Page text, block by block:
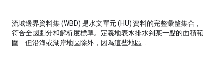
流域邊界資料集 (WBD) 是水文單元 (HU) 資料的完整彙整集合，
符合全國劃分和解析度標準。定義地表水排水到某一點的面積範
圍，但沿海或湖岸地區除外，因為這些地區…